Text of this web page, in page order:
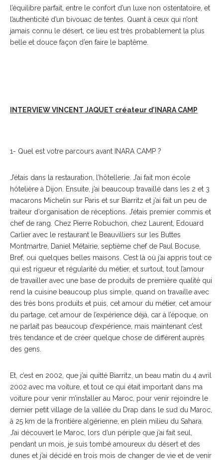
l’équilibre parfait, entre le confort d’un luxe non ostentatoire, et
l’authenticité d’un bivouac de tentes. Quant à ceux qui n’ont
jamais connu le désert, ce lieu est très probablement la plus
belle et douce façon d’en faire le baptême.
INTERVIEW VINCENT JAQUET créateur d’INARA CAMP
1- Quel est votre parcours avant INARA CAMP ?
J’étais dans la restauration, l’hôtellerie. J’ai fait mon école
hôtelière à Dijon. Ensuite, j’ai beaucoup travaillé dans les 2 et 3
macarons Michelin sur Paris et sur Biarritz et j’ai fait un peu de
traiteur d’organisation de réceptions. J’étais premier commis et
chef de rang. Chez Pierre Robuchon, chez Laurent, Edouard
Carlier avec le restaurant le Beauvilliers sur les Buttes
Montmartre, Daniel Métairie, septième chef de Paul Bocuse,
Bref, oui quelques belles maisons. C’est là où j’ai appris tout ce
qui est rigueur et régularité du métier, et surtout, tout l’amour
de travailler avec une base de produits de première qualité qui
rend la cuisine beaucoup plus simple, quand on travaille avec
des très bons produits et puis, cet amour du métier, cet amour
du partage, cet amour de l’expérience déjà, car à l’époque, on
ne parlait pas beaucoup d’expérience, mais maintenant c’est
très tendance et de créer quelque chose de différent auprès
des gens.
Et, c’est en 2002, que j’ai quitté Biarritz, un beau matin du 4 avril
2002 avec ma voiture, et tout ce qui était important dans ma
voiture pour venir m’installer au Maroc, pour venir rejoindre le
dernier petit village de la vallée du Drap dans le sud du Maroc,
à 25 km de la frontière algérienne, en plein milieu du Sahara.
J’ai découvert le Maroc, lors d’un périple que j’ai fait seul,
pendant un mois, je suis tombé amoureux du désert et des
dunes et j’ai décidé en trois mois de changer de vie et de venir